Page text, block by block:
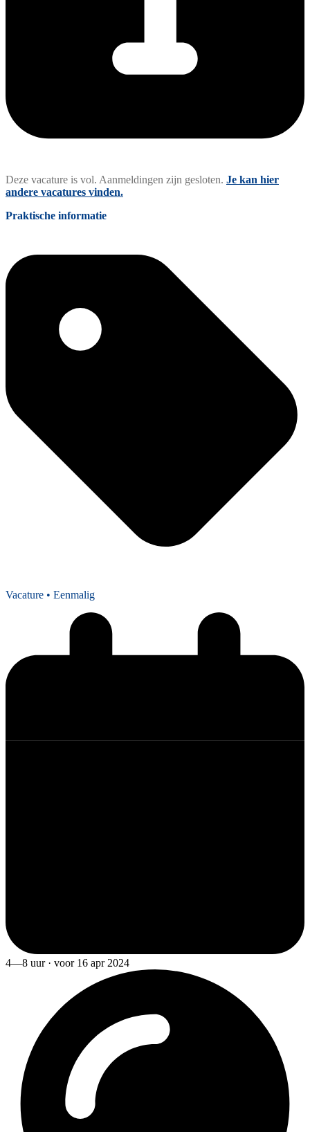
Deze vacature is vol. Aanmeldingen zijn gesloten. Je kan hier
andere vacatures vinden.
Praktische informatie
Vacature • Eenmalig
4—8 uur · voor 16 apr 2024